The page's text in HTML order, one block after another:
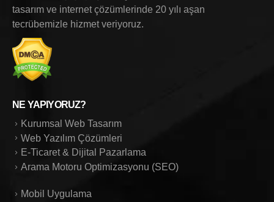
tasarım ve internet çözümlerinde 20 yılı aşan
tecrübemizle hizmet veriyoruz.
NE YAPIYORUZ?
Kurumsal Web Tasarım
Web Yazılım Çözümleri
E-Ticaret & Dijital Pazarlama
Arama Motoru Optimizasyonu (SEO)
Mobil Uygulama